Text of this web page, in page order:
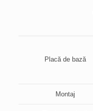
Placă de bază
Montaj